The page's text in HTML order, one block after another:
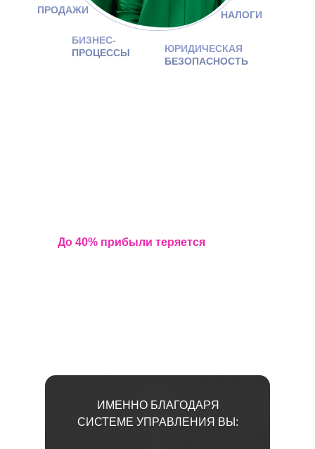
ЮРИДИЧЕСКАЯ
БЕЗОПАСНОСТЬ
ИМЕННО БЛАГОДАРЯ
СИСТЕМЕ УПРАВЛЕНИЯ ВЫ:
До 40% прибыли теряется
БИЗНЕС-
ПРОЦЕССЫ
ПРОДАЖИ НАЛОГИ